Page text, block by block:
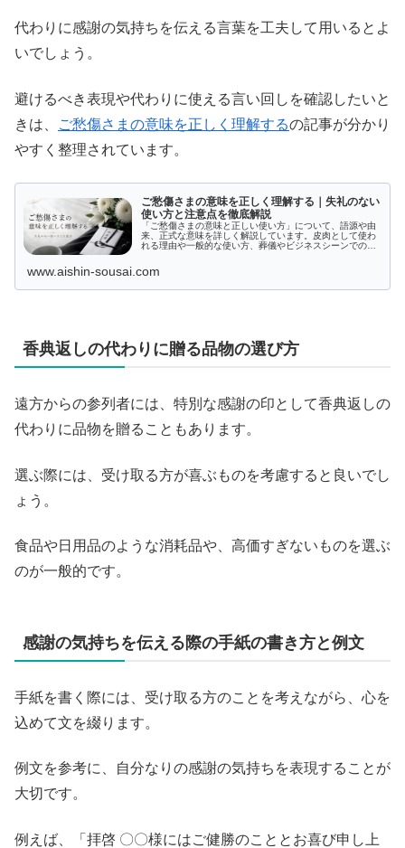
代わりに感謝の気持ちを伝える言葉を工夫して用いるとよ
いでしょう。
避けるべき表現や代わりに使える言い回しを確認したいと
きは、
ご愁傷さまの意味を正しく理解するの記事が分かり
やすく整理されています。
ご愁傷さまの意味を正しく理解する｜失礼のない
使い方と注意点を徹底解説
「ご愁傷さまの意味と正しい使い方」について、語源や由
来、正式な意味を詳しく解説しています。皮肉として使わ
れる理由や一般的な使い方、葬儀やビジネスシーンでの適
しており、特に言葉の選び方に自信を持って使いたい方に
www.aishin-sousai.com
香典返しの代わりに贈る品物の選び方
遠方からの参列者には、特別な感謝の印として香典返しの
代わりに品物を贈ることもあります。
選ぶ際には、受け取る方が喜ぶものを考慮すると良いでし
ょう。
食品や日用品のような消耗品や、高価すぎないものを選ぶ
のが一般的です。
感謝の気持ちを伝える際の手紙の書き方と例文
手紙を書く際には、受け取る方のことを考えながら、心を
込めて文を綴ります。
例文を参考に、自分なりの感謝の気持ちを表現することが
大切です。
例えば、「拝啓 〇〇様にはご健勝のこととお喜び申し上